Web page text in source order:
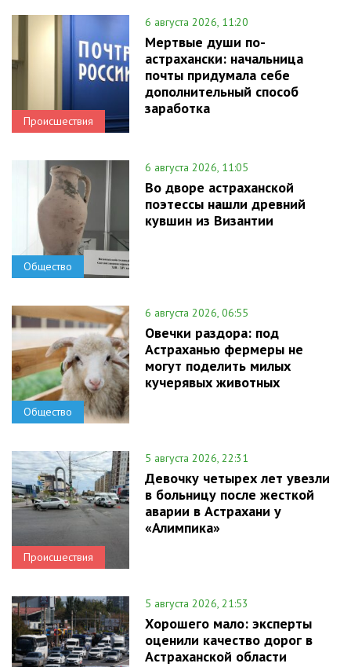
Происшествия
6 августа 2026, 11:20
Мертвые души по-
астрахански: начальница
почты придумала себе
дополнительный способ
заработка
Общество
6 августа 2026, 11:05
Во дворе астраханской
поэтессы нашли древний
кувшин из Византии
Общество
6 августа 2026, 06:55
Овечки раздора: под
Астраханью фермеры не
могут поделить милых
кучерявых животных
Происшествия
5 августа 2026, 22:31
Девочку четырех лет увезли
в больницу после жесткой
аварии в Астрахани у
«Алимпика»
5 августа 2026, 21:53
Хорошего мало: эксперты
оценили качество дорог в
Астраханской области